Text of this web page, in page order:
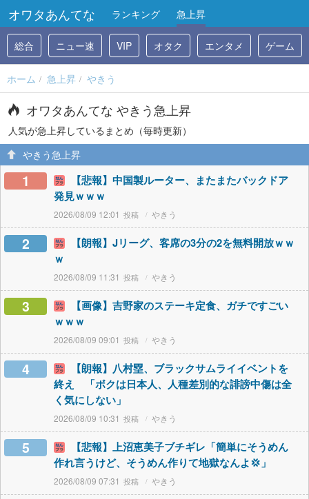
オワタあんてな ランキング 急上昇
総合 ニュー速 VIP オタク エンタメ ゲーム
ホーム 急上昇 やきう
オワタあんてな やきう急上昇
人気が急上昇しているまとめ（毎時更新）
やきう急上昇
1
【悲報】中国製ルーター、またまたバックドア
発見ｗｗｗ
2026/08/09 12:01 やきう
2
【朗報】Jリーグ、客席の3分の2を無料開放ｗｗ
ｗ
2026/08/09 11:31 やきう
3
【画像】吉野家のステーキ定食、ガチですごい
ｗｗｗ
2026/08/09 09:01 やきう
4
【朗報】八村塁、ブラックサムライイベントを
終え 「ボクは日本人、人種差別的な誹謗中傷は全
く気にしない」
2026/08/09 10:31 やきう
5
【悲報】上沼恵美子ブチギレ「簡単にそうめん
作れ言うけど、そうめん作りて地獄なんよ💢」
2026/08/09 07:31 やきう